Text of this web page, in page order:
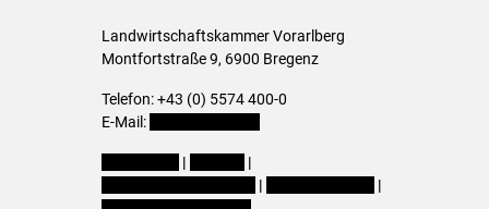
Landwirtschaftskammer Vorarlberg
Montfortstraße 9, 6900 Bregenz
Telefon: +43 (0) 5574 400-0
E-Mail:
|
|
|
|